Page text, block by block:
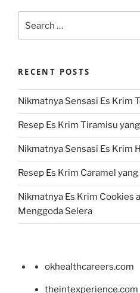
for:
RECENT POSTS
Nikmatnya Sensasi Es Krim
Resep Es Krim Tiramisu
Nikmatnya Sensasi Es Krim
Resep Es Krim Caramel
Nikmatnya Es Krim Cookies
Menggoda Selera
okhealthcareers.com
theintexperience.com